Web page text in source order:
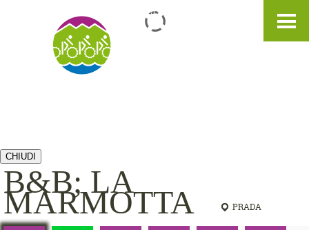
EN
CHIUDI
B&B; LA
MARMOTTA PRADA